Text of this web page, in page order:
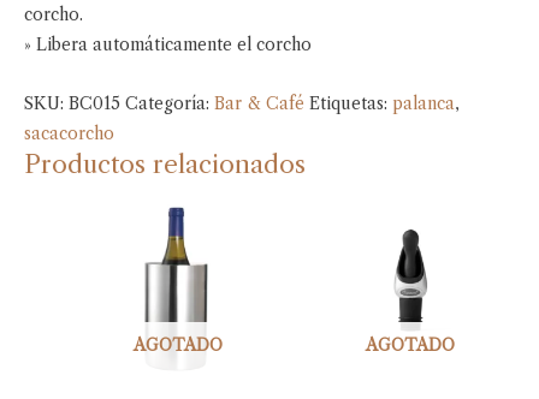
corcho.
» Libera automáticamente el corcho
SKU: BC015 Categoría: Bar & Café Etiquetas: palanca,
sacacorcho
Productos relacionados
AGOTADO AGOTADO